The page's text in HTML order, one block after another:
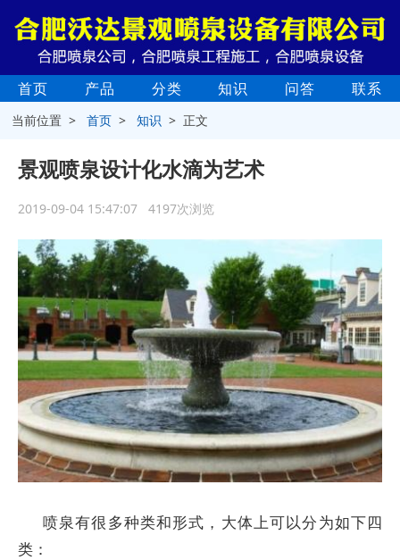
首页 产品 分类 知识 问答 联系
当前位置 >首页 >知识 > 正文
景观喷泉设计化水滴为艺术
2019-09-04 15:47:07 4197次浏览
喷泉有很多种类和形式，大体上可以分为如下四
类：